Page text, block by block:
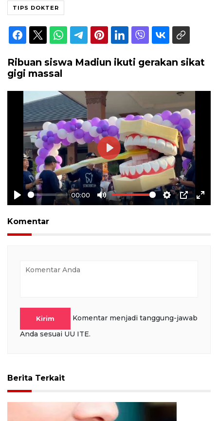
TIPS DOKTER
Ribuan siswa Madiun ikuti gerakan sikat
gigi massal
Play
00:00
Mute Settings
PIP
Play
Komentar
Kirim
Komentar menjadi tanggung-jawab
Anda sesuai UU ITE.
Berita Terkait